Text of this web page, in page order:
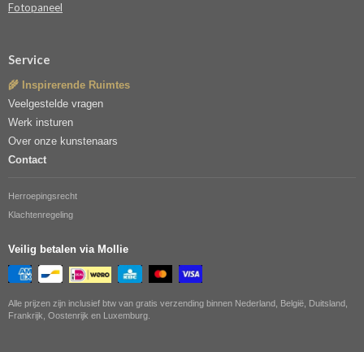
Fotopaneel
Service
🌾 Inspirerende Ruimtes
Veelgestelde vragen
Werk insturen
Over onze kunstenaars
Contact
Herroepingsrecht
Klachtenregeling
Veilig betalen via Mollie
Alle prijzen zijn inclusief btw van gratis verzending binnen Nederland, België, Duitsland,
Frankrijk, Oostenrijk en Luxemburg.